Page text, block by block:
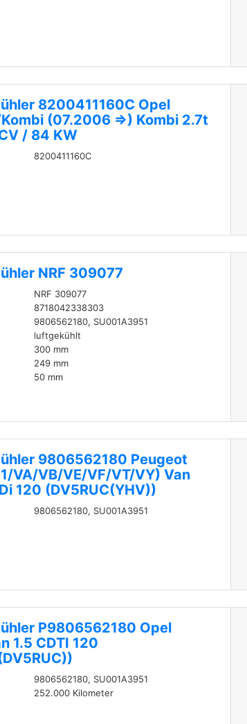
8200411160C Opel
Kombi (07.2006 =>) Kombi 2.7t
/ 84 KW
8200411160C
NRF 309077
NRF 309077
8718042338303
9806562180, SU001A3951
luftgekühlt
300 mm
249 mm
50 mm
9806562180 Peugeot
VA/VB/VE/VF/VT/VY) Van
120 (DV5RUC(YHV))
9806562180, SU001A3951
P9806562180 Opel
1.5 CDTI 120
9806562180, SU001A3951
252.000 Kilometer